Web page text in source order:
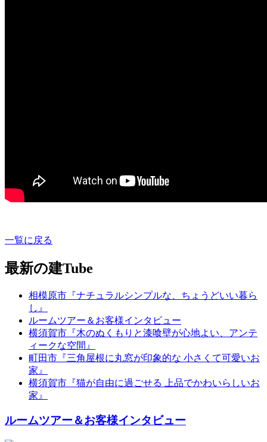
一覧に戻る
最新の建Tube
相模原市『ナチュラルシンプルな、ちょうどいい暮ら
し』
ルームツアー＆お客様インタビュー
横須賀市『木のぬくもりと漆喰壁が心地よい、アンテ
ィークな空間』
町田市『三角屋根に丸窓が印象的な 小さくて可愛いお
家』
横須賀市『猫が自由に過ごせる 上品でかわいらしいお
家』
ルームツアー＆お客様インタビュー